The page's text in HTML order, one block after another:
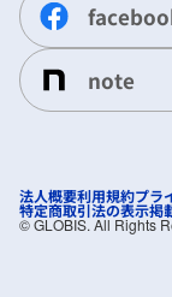
note
法人概要利用規約プラ
特定商取引法の表示掲
©︎ GLOBIS. All Rights